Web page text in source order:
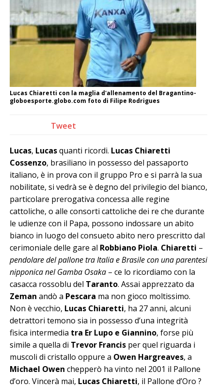
Lucas Chiaretti con la maglia d'allenamento del Bragantino-
globoesporte.globo.com foto di Filipe Rodrigues
Tweet
Lucas, Lucasquanti ricordi. Lucas Chiaretti
Cossenzo, brasiliano in possesso del passaporto
italiano, è in prova con il gruppo Pro e si parrà la sua
nobilitate, si vedrà se è degno del privilegio del bianco,
particolare prerogativa concessa alle regine
cattoliche, o alle consorti cattoliche dei re che durante
le udienze con il Papa, possono indossare un abito
bianco in luogo del consueto abito nero prescritto dal
cerimoniale delle gare al Robbiano Piola. Chiaretti –
pendolare del pallone tra Italia e Brasile con una parentesi
nipponica nel Gamba Osaka – ce lo ricordiamo con la
casacca rossoblu del Taranto. Assai apprezzato da
Zeman andò a Pescara ma non gioco moltissimo.
Non è vecchio, Lucas Chiaretti, ha 27 anni, alcuni
detrattori temono sia in possesso d’una integrità
fisica intermedia tra Er Lupo e Giannino, forse più
simile a quella di Trevor Francis per quel riguarda i
muscoli di cristallo oppure a Owen Hargreaves, a
Michael Owen chepperò ha vinto nel 2001 il Pallone
d’oro. Vincerà mai, Lucas Chiaretti, il Pallone d’Oro ?